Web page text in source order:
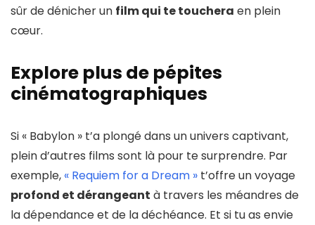
sûr de dénicher un film qui te touchera en plein
cœur.
Explore plus de pépites
cinématographiques
Si « Babylon » t’a plongé dans un univers captivant,
plein d’autres films sont là pour te surprendre. Par
exemple, « Requiem for a Dream » t’offre un voyage
profond et dérangeant à travers les méandres de
la dépendance et de la déchéance. Et si tu as envie